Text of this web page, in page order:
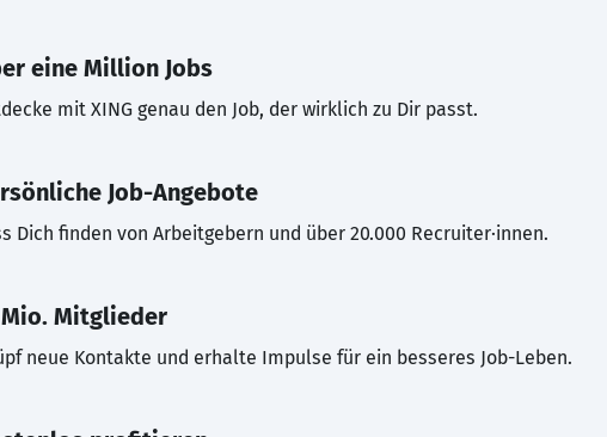
eine Million Jobs
mit XING genau den Job, der wirklich zu Dir passt.
Job-Angebote
Dich finden von Arbeitgebern und über 20.000 Recruiter·innen.
Mio. Mitglieder
neue Kontakte und erhalte Impulse für ein besseres Job-Leben.